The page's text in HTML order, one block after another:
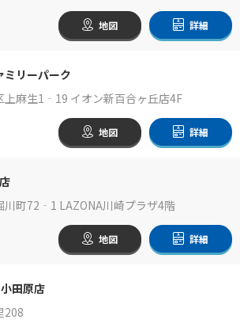
地図 詳細
ミリーパーク
上麻生1‐19 イオン新百合ヶ丘店4F
地図 詳細
川町72‐1 LAZONA川崎プラザ4階
地図 詳細
田原店
208